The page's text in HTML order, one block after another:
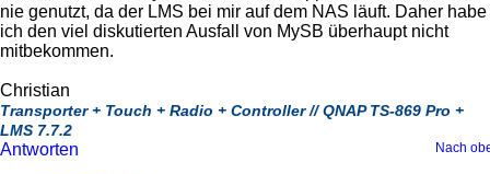
nie genutzt, da der LMS bei mir auf dem NAS läuft. Daher habe
ich den viel diskutierten Ausfall von MySB überhaupt nicht
mitbekommen.
Christian
Transporter + Touch + Radio + Controller // QNAP TS-869 Pro +
LMS 7.7.2
Nach
Antworten